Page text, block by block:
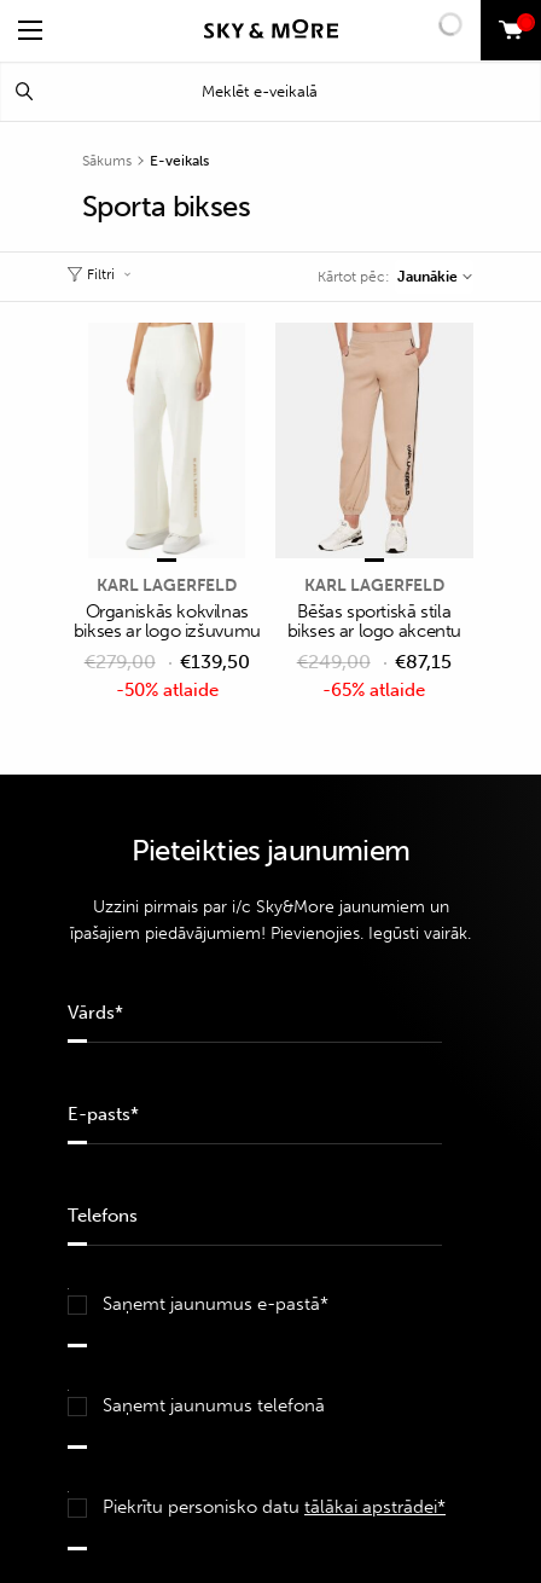
0
Sākums E-veikals
Sporta bikses
Filtri Kārtot pēc: Jaunākie
-50% atlaide
KARL LAGERFELD
Organiskās kokvilnas
bikses ar logo izšuvumu
€279,00 €139,50
-65% atlaide
KARL LAGERFELD
Bēšas sportiskā stila
bikses ar logo akcentu
€249,00 €87,15
Pieteikties jaunumiem
Uzzini pirmais par i/c Sky&More jaunumiem un
īpašajiem piedāvājumiem! Pievienojies. Iegūsti vairāk.
Saņemt jaunumus e-pastā*
Saņemt jaunumus telefonā
Piekrītu personisko datu tālākai apstrādei*